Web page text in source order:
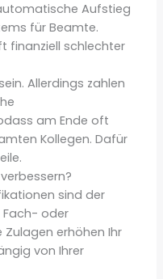
Aufstieg
für Beamte.
finanziell schlechter
Allerdings zahlen
am Ende oft
Kollegen. Dafür
sind der
Fach- oder
erhöhen Ihr
von Ihrer